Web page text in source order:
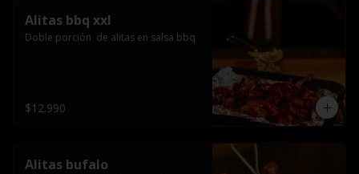
Alitas bbq xxl
Doble porción  de alitas en salsa bbq
$12.990
Alitas bufalo